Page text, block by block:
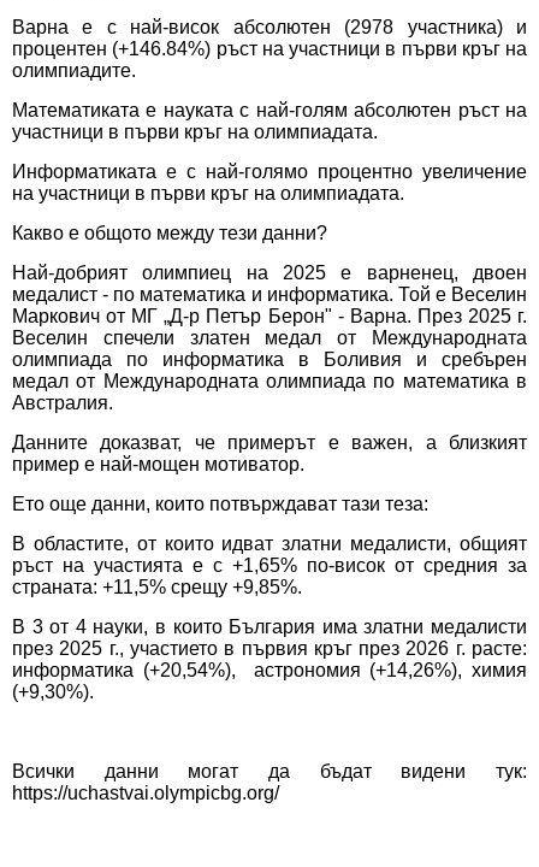
Варна е с най-висок абсолютен (2978 участника) и
процентен (+146.84%) ръст на участници в първи кръг на
олимпиадите.
Математиката е науката с най-голям абсолютен ръст на
участници в първи кръг на олимпиадата.
Информатиката е с най-голямо процентно увеличение
на участници в първи кръг на олимпиадата.
Какво е общото между тези данни?
Най-добрият олимпиец на 2025 е варненец, двоен
медалист - по математика и информатика. Той е Веселин
Маркович от МГ „Д-р Петър Берон" - Варна. През 2025 г.
Веселин спечели златен медал от Международната
олимпиада по информатика в Боливия и сребърен
медал от Международната олимпиада по математика в
Австралия.
Данните доказват, че примерът е важен, а близкият
пример е най-мощен мотиватор.
Ето още данни, които потвърждават тази теза:
В областите, от които идват златни медалисти, общият
ръст на участията е с +1,65% по-висок от средния за
страната: +11,5% срещу +9,85%.
В 3 от 4 науки, в които България има златни медалисти
през 2025 г., участието в първия кръг през 2026 г. расте:
информатика (+20,54%), астрономия (+14,26%), химия
(+9,30%).
Всички данни могат да бъдат видени тук:
https://uchastvai.olympicbg.org/